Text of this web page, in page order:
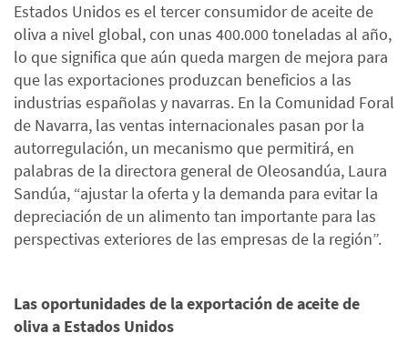
Estados Unidos es el tercer consumidor de aceite de
oliva a nivel global, con unas 400.000 toneladas al año,
lo que significa que aún queda margen de mejora para
que las exportaciones produzcan beneficios a las
industrias españolas y navarras. En la Comunidad Foral
de Navarra, las ventas internacionales pasan por la
autorregulación, un mecanismo que permitirá, en
palabras de la directora general de Oleosandúa, Laura
Sandúa, “ajustar la oferta y la demanda para evitar la
depreciación de un alimento tan importante para las
perspectivas exteriores de las empresas de la región”.
Las oportunidades de la exportación de aceite de
oliva a Estados Unidos